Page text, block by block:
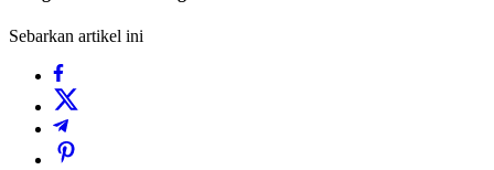
Sebarkan artikel ini